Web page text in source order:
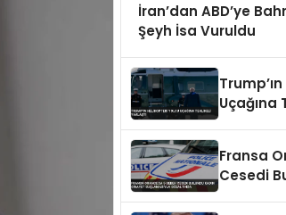
İran’dan ABD’ye
Şeyh İsa Vuruldu
Uçağına
Fransa
Cesedi